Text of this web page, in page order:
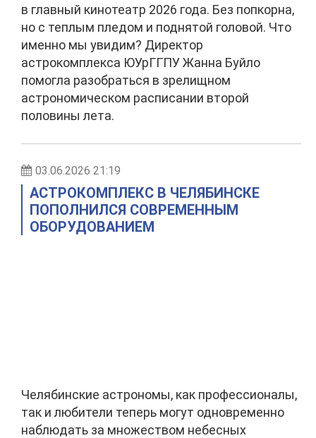
в главный кинотеатр 2026 года. Без попкорна,
но с теплым пледом и поднятой головой. Что
именно мы увидим? Директор
астрокомплекса ЮУрГГПУ Жанна Буйло
помогла разобраться в зрелищном
астрономическом расписании второй
половины лета.
03.06.2026 21:19
АСТРОКОМПЛЕКС В ЧЕЛЯБИНСКЕ
ПОПОЛНИЛСЯ СОВРЕМЕННЫМ
ОБОРУДОВАНИЕМ
Челябинские астрономы, как профессионалы,
так и любители теперь могут одновременно
наблюдать за множеством небесных